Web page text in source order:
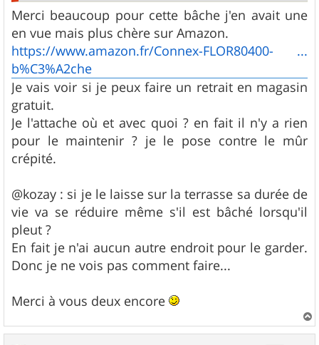
Merci beaucoup pour cette bâche j'en avait une
en vue mais plus chère sur Amazon.
https://www.amazon.fr/Connex-FLOR80400- ...
b%C3%A2che
Je vais voir si je peux faire un retrait en magasin
gratuit.
Je l'attache où et avec quoi ? en fait il n'y a rien
pour le maintenir ? je le pose contre le mûr
crépité.
@kozay : si je le laisse sur la terrasse sa durée de
vie va se réduire même s'il est bâché lorsqu'il
pleut ?
En fait je n'ai aucun autre endroit pour le garder.
Donc je ne vois pas comment faire...
Merci à vous deux encore
a